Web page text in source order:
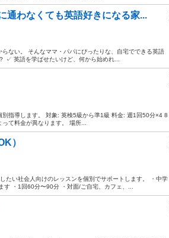
通わなくても英語好きになる家...
ない。 そんなママ・パパにぴったりな、自宅でできる英語
✓ 英語を学ばせたいけど、何から始めれ...
指導します。 対象: 英検5級から準1級 料金: 週1回50分×4 8
て料金が異なります。 場所...
）
たい社会人向けのレッスンを個別でサポートします。 ・中学
・1回60分〜90分 ・対面/ご自宅、カフェ、...